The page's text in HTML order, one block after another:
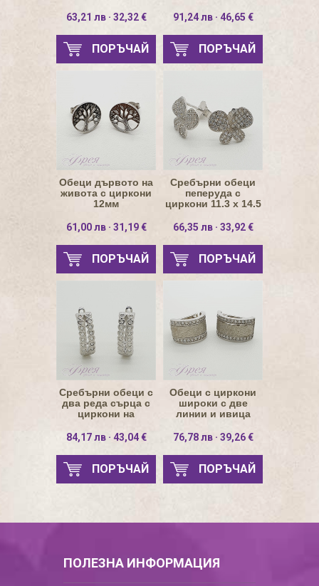
63,21 лв · 32,32 €
ПОРЪЧАЙ
91,24 лв · 46,65 €
ПОРЪЧАЙ
Обеци дървото на
живота с циркони
12мм
61,00 лв · 31,19 €
ПОРЪЧАЙ
Сребърни обеци
пеперуда с
циркони 11.3 х 14.5
66,35 лв · 33,92 €
ПОРЪЧАЙ
Сребърни обеци с
два реда сърца с
циркони на
84,17 лв · 43,04 €
ПОРЪЧАЙ
Обеци с циркони
широки с две
линии и ивица
76,78 лв · 39,26 €
ПОРЪЧАЙ
ПОЛЕЗНА ИНФОРМАЦИЯ